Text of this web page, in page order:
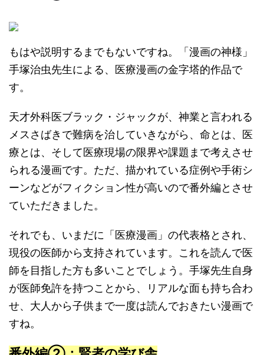
もはや説明するまでもないですね。「漫画の神様」
手塚治虫先生による、医療漫画の金字塔的作品で
す。
天才外科医ブラック・ジャックが、神業と言われる
メスさばきで難病を治していきながら、命とは、医
療とは、そして医療現場の限界や課題まで考えさせ
られる漫画です。ただ、描かれている症例や手術シ
ーンなどがフィクション性が高いので番外編とさせ
ていただきました。
それでも、いまだに「医療漫画」の代表格とされ、
現役の医師から支持されています。これを読んで医
師を目指した方も多いことでしょう。手塚先生自身
が医師免許を持つことから、リアルな面も持ち合わ
せ、大人から子供まで一度は読んでおきたい漫画で
すね。